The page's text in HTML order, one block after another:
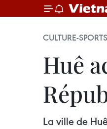
CULTURE-SPORTS
Huê
La ville de